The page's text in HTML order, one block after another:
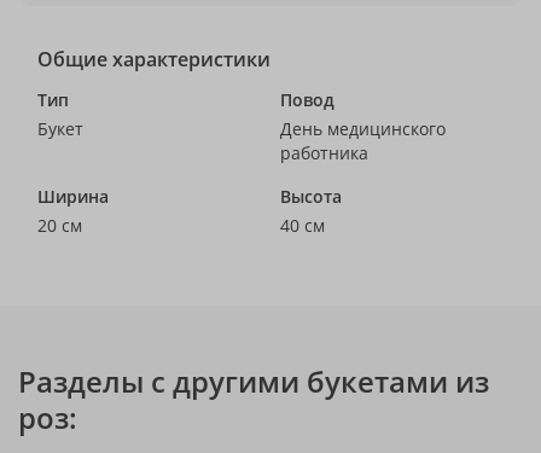
Общие характеристики
Тип
Букет
Повод
День медицинского
работника
Ширина
20 см
Высота
40 см
Разделы с другими букетами из
роз: